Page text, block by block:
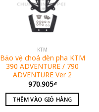
KTM
Bảo vệ choá đèn pha KTM
390 ADVENTURE / 790
ADVENTURE Ver 2
970.905₫
THÊM VÀO GIỎ HÀNG